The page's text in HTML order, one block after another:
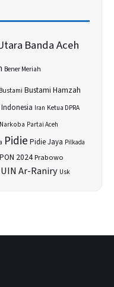
Banda Aceh
Bener Meriah
Bustami Bustami Hamzah
Indonesia Iran Ketua DPRA
Narkoba Partai Aceh
Pidie Pidie Jaya Pilkada
PON 2024Prabowo
UIN Ar-Raniry Usk